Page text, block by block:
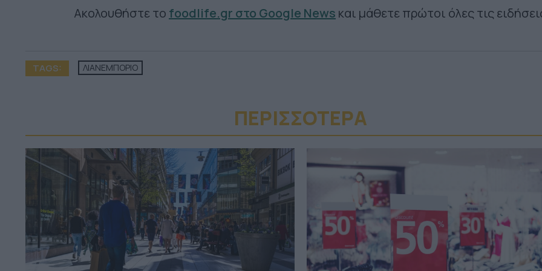
Ακολουθήστε το foodlife.gr στο Google News και μάθετε πρώτοι όλες τις
TAGS: ΛΙΑΝΕΜΠΟΡΙΟ
ΠΕΡΙΣΣΟΤΕΡA